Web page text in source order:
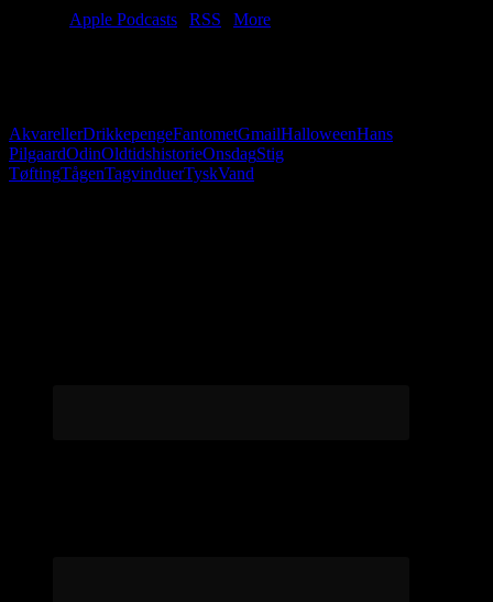
Apple Podcasts RSS
More
AkvarellerDrikkepengeFantometGmailHalloweenHans
PilgaardOdinOldtidshistorieOnsdagStig
TøftingTågenTagvinduerTyskVand